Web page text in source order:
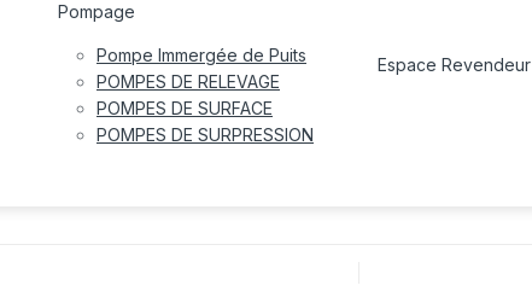
Pompage
Pompe Immergée de Puits
POMPES DE RELEVAGE
POMPES DE SURFACE
POMPES DE SURPRESSION
Espace Revendeur